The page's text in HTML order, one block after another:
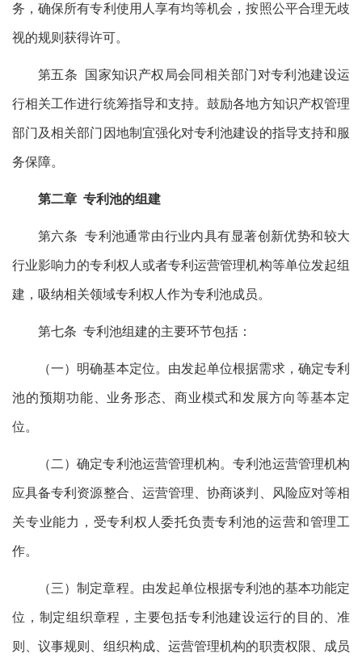
务，确保所有专利使用人享有均等机会，按照公平合理无歧
视的规则获得许可。
第五条 国家知识产权局会同相关部门对专利池建设运
行相关工作进行统筹指导和支持。鼓励各地方知识产权管理
部门及相关部门因地制宜强化对专利池建设的指导支持和服
务保障。
第二章 专利池的组建
第六条 专利池通常由行业内具有显著创新优势和较大
行业影响力的专利权人或者专利运营管理机构等单位发起组
建，吸纳相关领域专利权人作为专利池成员。
第七条 专利池组建的主要环节包括：
（一）明确基本定位。由发起单位根据需求，确定专利
池的预期功能、业务形态、商业模式和发展方向等基本定
位。
（二）确定专利池运营管理机构。专利池运营管理机构
应具备专利资源整合、运营管理、协商谈判、风险应对等相
关专业能力，受专利权人委托负责专利池的运营和管理工
作。
（三）制定章程。由发起单位根据专利池的基本功能定
位，制定组织章程，主要包括专利池建设运行的目的、准
则、议事规则、组织构成、运营管理机构的职责权限、成员